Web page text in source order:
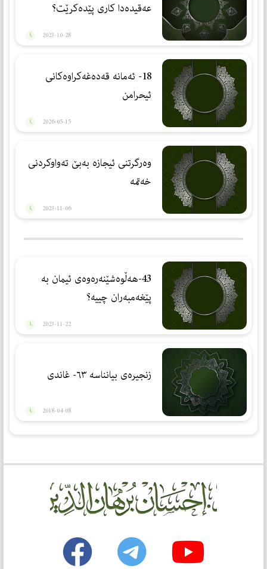
عەقیدەدا کاری پێدەکرێت؟
2023-10-28
18- ئەمانە قەدەغەكراوەكانی
ئیحرامن
2026-05-15
وه‌رگرتنی ئیجازه‌ به‌بێ ته‌واوكردنی
خه‌تمه‌
2023-11-06
43-هەڵوەشێنەرەوەی ئیمان بە
پێغەمبەران چییە؟
2023-11-22
زنجیرەی بیانناسە ٦٣- غاندی
2018-04-08